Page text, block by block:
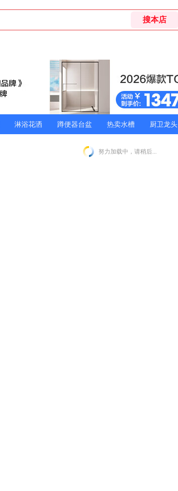
淋浴花洒 蹲便器台盆 热卖水槽 厨卫龙头
努力加载中，请稍后...